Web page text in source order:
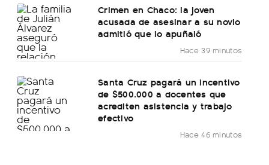
Crimen en Chaco: la joven
acusada de asesinar a su novio
admitió que lo apuñaló
Hace 39 minutos
Santa Cruz pagará un incentivo
de $500.000 a docentes que
acrediten asistencia y trabajo
efectivo
Hace 46 minutos